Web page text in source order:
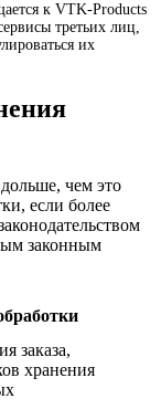
к VTK-Products
третьих лиц,
их
чем это
если более
законным
заказа,
хранения